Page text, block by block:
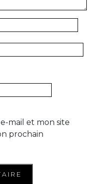
mail et mon site
prochain